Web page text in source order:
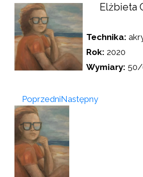
Elżbieta
Technika:
Rok: 2020
Wymiary:
PoprzedniNastępny